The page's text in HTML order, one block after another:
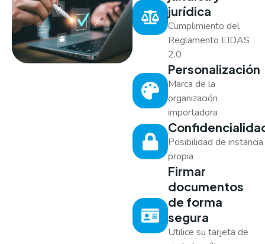
jurídica
Cumplimiento del
Reglamento EIDAS
2.0
Personalización
Marca de la
organización
importadora
Posibilidad de instancia
propia
Firmar
documentos
de forma
segura
Utilice su tarjeta de